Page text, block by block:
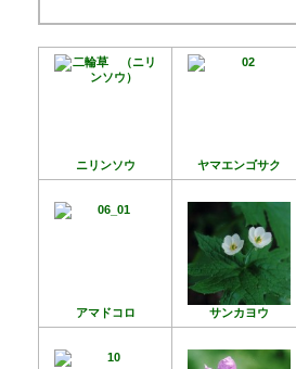
ニリンソウ ヤマエンゴサク
アマドコロ サンカヨウ